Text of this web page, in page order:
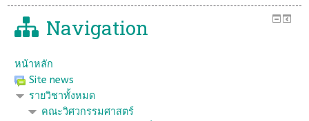
Navigation
หน้าหลัก
Site news
รายวิชาทั้งหมด
คณะวิศวกรรมศาสตร์